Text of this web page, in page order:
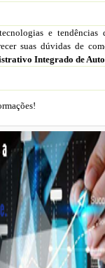
e tendências
suas dúvidas de
Integrado de